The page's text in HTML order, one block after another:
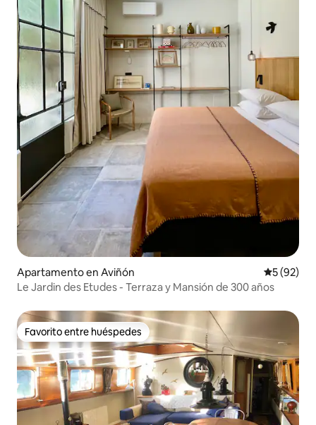
Apartamento en Aviñón
5 (92)
Le Jardin des Etudes - Terraza y Mansión de 300 años
Favorito entre huéspedes
Favorito entre huéspedes